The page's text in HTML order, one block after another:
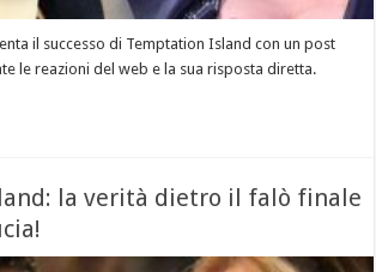
il successo di Temptation Island con un post
le reazioni del web e la sua risposta diretta.
la verità dietro il falò finale